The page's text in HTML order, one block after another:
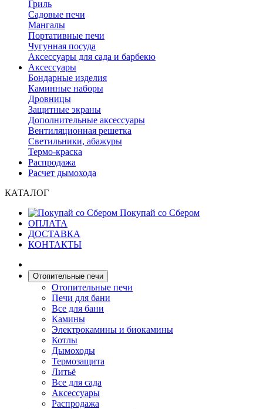
Гриль
Садовые печи
Мангалы
Портативные печи
Чугунная посуда
Аксессуары для сада и барбекю
Аксессуары
Бондарные изделия
Каминные наборы
Дровницы
Защитные экраны
Дополнительные аксессуары
Вентиляционная решетка
Светильники, абажуры
Термо-краска
Распродажа
Расчет дымохода
КАТАЛОГ
Покупай со Сбером
ОПЛАТА
ДОСТАВКА
КОНТАКТЫ
Отопительные печи
Отопительные печи
Печи для бани
Все для бани
Камины
Электрокамины и биокамины
Котлы
Дымоходы
Термозащита
Литьё
Все для сада
Аксессуары
Распродажа